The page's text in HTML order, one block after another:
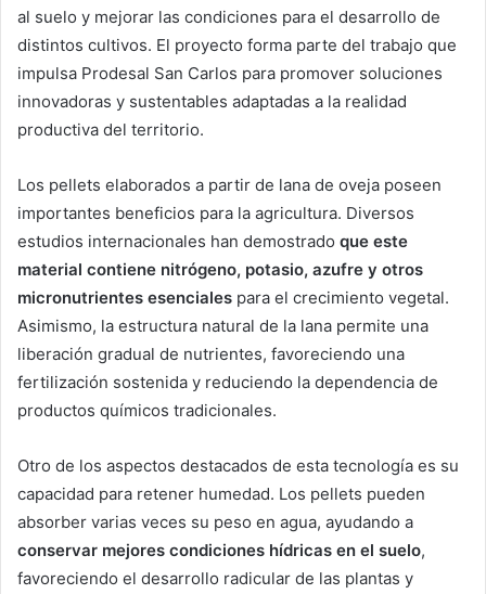
al suelo y mejorar las condiciones para el desarrollo de
distintos cultivos. El proyecto forma parte del trabajo que
impulsa Prodesal San Carlos para promover soluciones
innovadoras y sustentables adaptadas a la realidad
productiva del territorio.
Los pellets elaborados a partir de lana de oveja poseen
importantes beneficios para la agricultura. Diversos
estudios internacionales han demostrado que este
material contiene nitrógeno, potasio, azufre y otros
micronutrientes esenciales para el crecimiento vegetal.
Asimismo, la estructura natural de la lana permite una
liberación gradual de nutrientes, favoreciendo una
fertilización sostenida y reduciendo la dependencia de
productos químicos tradicionales.
Otro de los aspectos destacados de esta tecnología es su
capacidad para retener humedad. Los pellets pueden
absorber varias veces su peso en agua, ayudando a
conservar mejores condiciones hídricas en el suelo,
favoreciendo el desarrollo radicular de las plantas y